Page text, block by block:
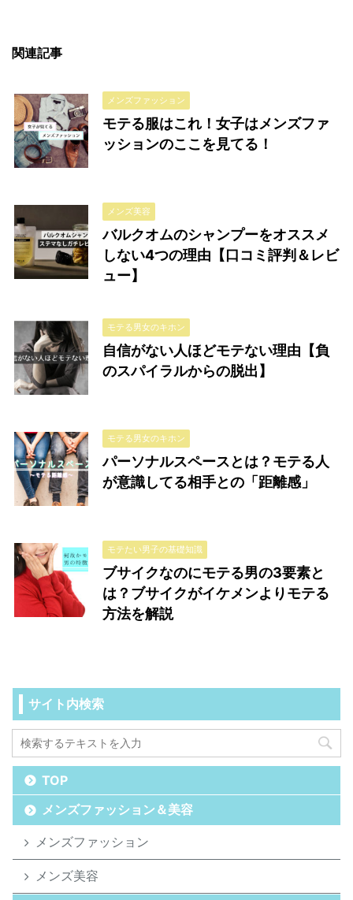
関連記事
メンズファッション
モテる服はこれ！女子はメンズファ
ッションのここを見てる！
メンズ美容
バルクオムのシャンプーをオススメ
しない4つの理由【口コミ評判＆レビ
ュー】
モテる男女のキホン
自信がない人ほどモテない理由【負
のスパイラルからの脱出】
モテる男女のキホン
パーソナルスペースとは？モテる人
が意識してる相手との「距離感」
モテたい男子の基礎知識
ブサイクなのにモテる男の3要素と
は？ブサイクがイケメンよりモテる
方法を解説
サイト内検索
TOP
メンズファッション＆美容
メンズファッション
メンズ美容